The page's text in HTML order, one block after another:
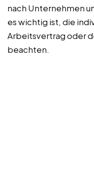
nach Unternehmen
es wichtig ist, die
Arbeitsvertrag oder
beachten.